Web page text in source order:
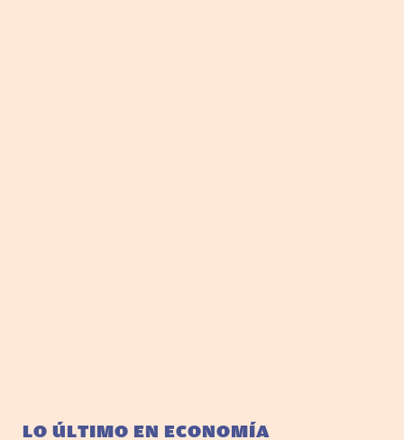
LO ÚLTIMO EN ECONOMÍA